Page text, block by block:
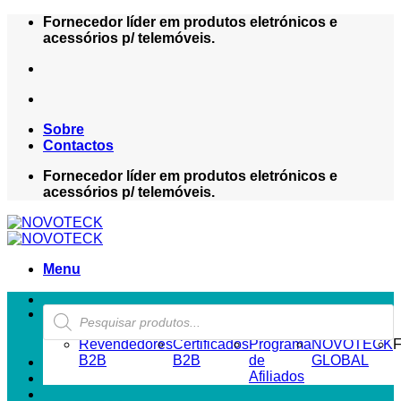
Skip
Fornecedor líder em produtos eletrónicos e
acessórios p/ telemóveis.
Sobre
Contactos
Fornecedor líder em produtos eletrónicos e
acessórios p/ telemóveis.
Menu
Products
search
ZONA REVENDEDOR-B2B
Revendedores
B2B
Certificados
B2B
Programa
de
Afiliados
NOVOTECK
GLOBAL